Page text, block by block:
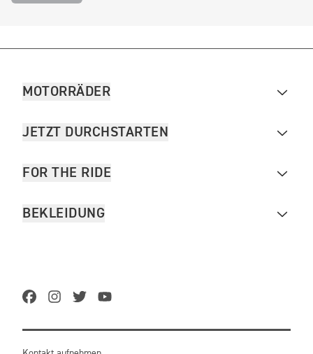
MOTORRÄDER
JETZT DURCHSTARTEN
FOR THE RIDE
BEKLEIDUNG